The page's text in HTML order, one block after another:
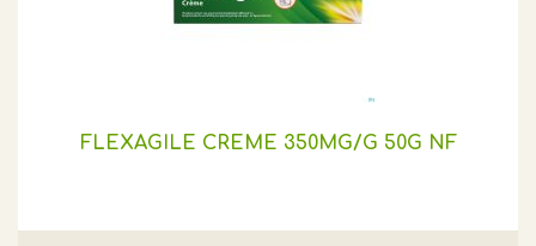
FLEXAGILE CREME 350MG/G 50G NF